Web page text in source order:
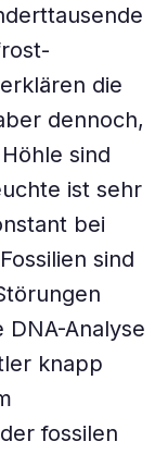
die
dennoch,
sind
ist sehr
bei
sind
Analyse
knapp
fossilen